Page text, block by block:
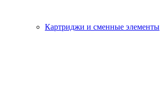
Картриджи и сменные элементы